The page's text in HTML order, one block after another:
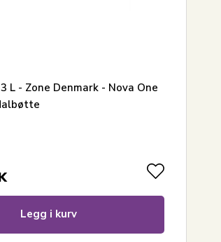
L - Zone Denmark - Nova One
Legg i kurv